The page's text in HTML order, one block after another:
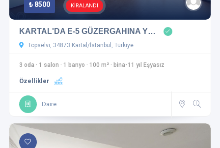
₺ 8500 KİRALANDI
KARTAL'DA E-5 GÜZERGAHINA Y…
Topselvi, 34873 Kartal/İstanbul, Türkiye
3 oda · 1 salon · 1 banyo · 100 m² · bina-11 yıl Eşyasız
Özellikler
Daire